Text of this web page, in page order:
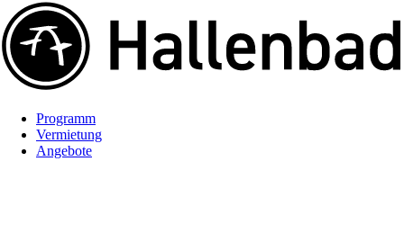
Programm
Vermietung
Angebote